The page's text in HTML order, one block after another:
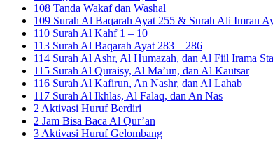
108 Tanda Wakaf dan Washal
109 Surah Al Baqarah Ayat 255 & Surah Ali Imran
110 Surah Al Kahf 1 – 10
113 Surah Al Baqarah Ayat 283 – 286
114 Surah Al Ashr, Al Humazah, dan Al Fiil Irama
115 Surah Al Quraisy, Al Ma’un, dan Al Kautsar
116 Surah Al Kafirun, An Nashr, dan Al Lahab
117 Surah Al Ikhlas, Al Falaq, dan An Nas
2 Aktivasi Huruf Berdiri
2 Jam Bisa Baca Al Qur’an
3 Aktivasi Huruf Gelombang